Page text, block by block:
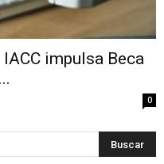
impulsa Beca
0